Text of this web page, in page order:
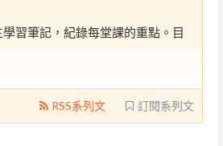
習筆記，紀錄每堂課的重點。目
訂閱系列文
RSS系列文